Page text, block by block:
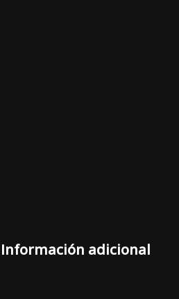
Información adicional